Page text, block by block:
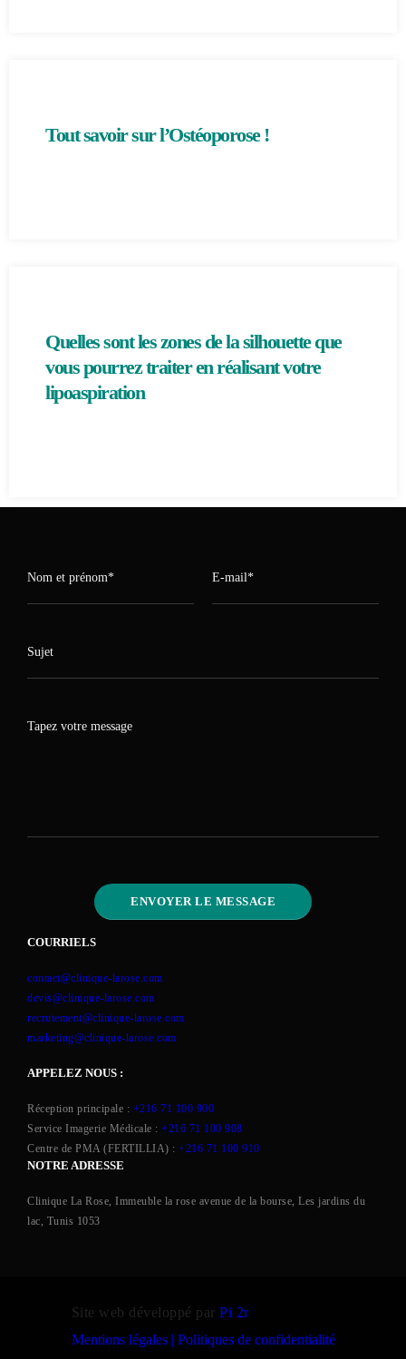
Tout savoir sur l’Ostéoporose !
Quelles sont les zones de la silhouette que
vous pourrez traiter en réalisant votre
lipoaspiration
COURRIELS
contact@clinique-larose.com
devis@clinique-larose.com
recrutement@clinique-larose.com
marketing@clinique-larose.com
APPELEZ NOUS :
Réception principale : +216 71 100 900
Service Imagerie Médicale : +216 71 100 908
Centre de PMA (FERTILLIA) : +216 71 100 910
NOTRE ADRESSE
Clinique La Rose, Immeuble la rose avenue de la bourse, Les jardins du
lac, Tunis 1053
Site web développé par Pi 2r
Mentions légales | Politiques de confidentialité